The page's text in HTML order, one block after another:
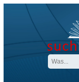
such